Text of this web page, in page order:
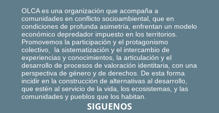
OLCA es una organización que acompaña a
comunidades en conflicto socioambiental, que en
condiciones de profunda asimetría, enfrentan un modelo
económico depredador impuesto en los territorios.
Promovemos la participación y el protagonismo
colectivo, la sistematización y el intercambio de
experiencias y conocimientos, la articulación y el
desarrollo de procesos de valoración identitaria, con una
perspectiva de género y de derechos. De esta forma
incidir en la construcción de alternativas al desarrollo,
que estén al servicio de la vida, los ecosistemas, y las
comunidades y pueblos que los habitan.
SIGUENOS